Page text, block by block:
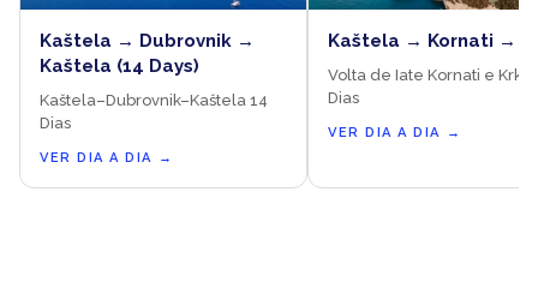
Kaštela → Dubrovnik →
Kaštela (14 Days)
Kaštela–Dubrovnik–Kaštela 14
Dias
VER DIA A DIA →
Kaštela → Kornati →
Volta de Iate Kornati e Krka
Dias
VER DIA A DIA →